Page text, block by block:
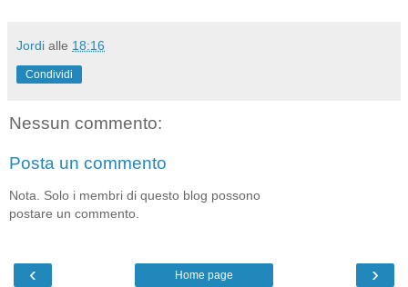
Jordi alle 18:16
Condividi
Nessun commento:
Posta un commento
Nota. Solo i membri di questo blog possono
postare un commento.
‹ ›
Home page